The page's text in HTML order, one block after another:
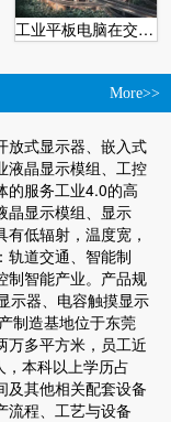
工业平板电脑在交通业的应用
More>>
放式显示器、嵌入式
液晶显示模组、工控
的服务工业4.0的高
晶显示模组、显示
低辐射，温度宽，
轨道交通、智能制
制智能产业。产品规
示器、电容触摸显示
制造基地位于东莞
万多平方米，员工近
本科以上学历占
及其他相关配套设备
流程、工艺与设备